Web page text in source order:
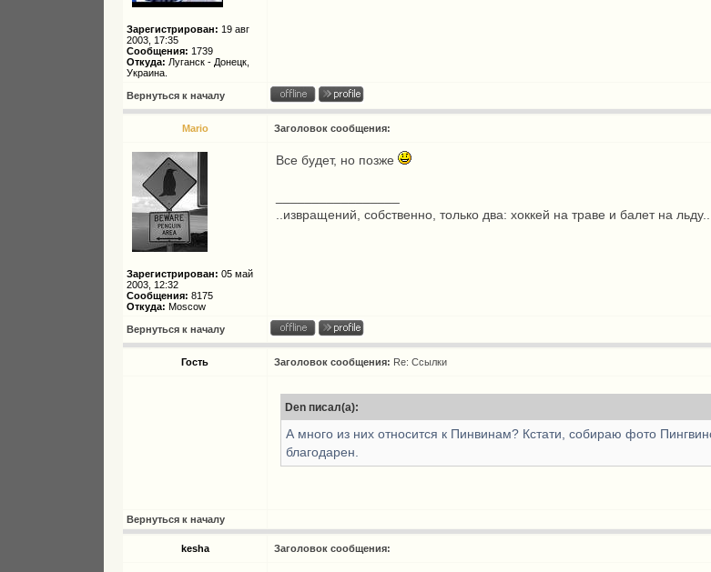
Зарегистрирован: 19 авг
2003, 17:35
Сообщения: 1739
Откуда: Луганск - Донецк,
Украина.
Вернуться к началу
Mario Заголовок сообщения:
Зарегистрирован: 05 май
2003, 12:32
Сообщения: 8175
Откуда: Moscow
Все будет, но позже
..извращений, собственно, только два: хоккей на траве и балет на
Вернуться к началу
Гость Заголовок сообщения: Re: Ссылки
Den писал(а):
А много из них относится к Пинвинам? Кстати, собираю фото
благодарен.
Вернуться к началу
kesha Заголовок сообщения: